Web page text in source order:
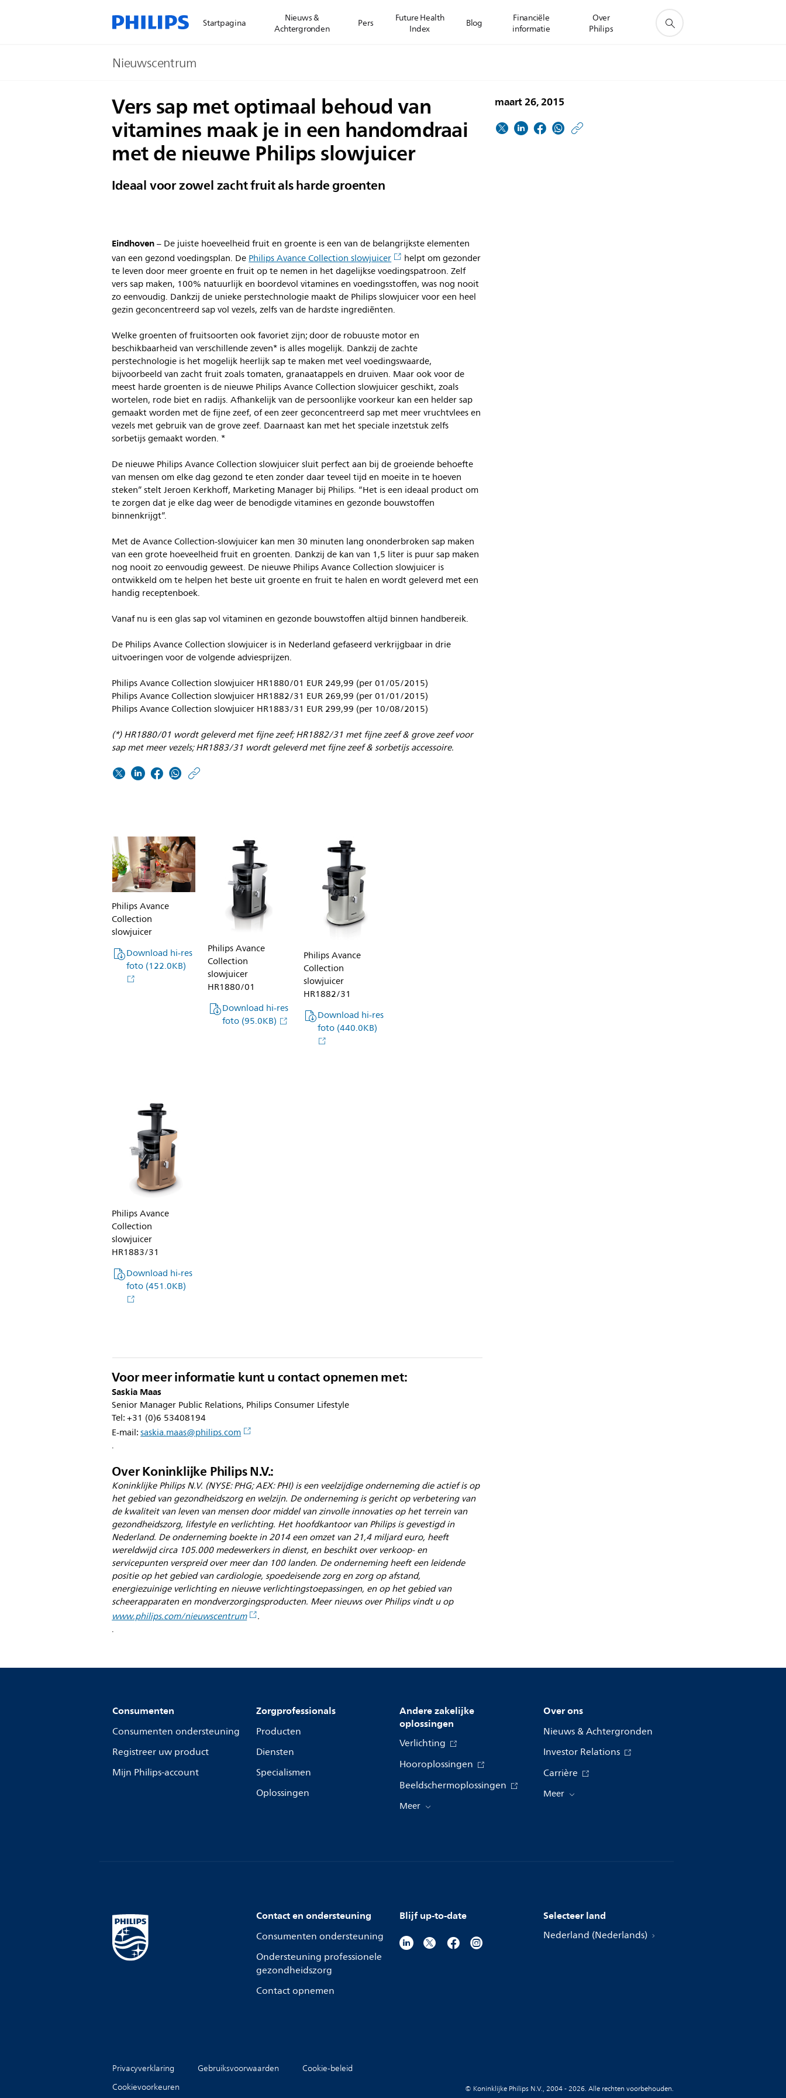
Startpagina
Nieuws &
Achtergronden
Pers
Future Health
Index
Blog
Financiële
informatie
Over
Philips
Nieuwscentrum
Vers sap met optimaal behoud van
vitamines maak je in een handomdraai
met de nieuwe Philips slowjuicer
Ideaal voor zowel zacht fruit als harde groenten
maart 26, 2015
Eindhoven– De juiste hoeveelheid fruit en groente is een van de belangrijkste elementen
van een gezond voedingsplan. DePhilips Avance Collection slowjuicer
helpt om gezonder
te leven door meer groente en fruit op te nemen in het dagelijkse voedingspatroon. Zelf
vers sap maken, 100% natuurlijk en boordevol vitamines en voedingsstoffen, was nog nooit
zo eenvoudig. Dankzij de unieke perstechnologie maakt de Philips slowjuicer voor een heel
gezin geconcentreerd sap vol vezels, zelfs van de hardste ingrediënten.
Welke groenten of fruitsoorten ook favoriet zijn; door de robuuste motor en
beschikbaarheid van verschillende zeven* is alles mogelijk. Dankzij de zachte
perstechnologie is het mogelijk heerlijk sap te maken met veel voedingswaarde,
bijvoorbeeld van zacht fruit zoals tomaten, granaatappels en druiven. Maar ook voor de
meest harde groenten is de nieuwe Philips Avance Collection slowjuicer geschikt, zoals
wortelen, rode biet en radijs. Afhankelijk van de persoonlijke voorkeur kan een helder sap
gemaakt worden met de fijne zeef, of een zeer geconcentreerd sap met meer vruchtvlees en
vezels met gebruik van de grove zeef. Daarnaast kan met het speciale inzetstuk zelfs
sorbetijs gemaakt worden. *
De nieuwe Philips Avance Collection slowjuicer sluit perfect aan bij de groeiende behoefte
van mensen om elke dag gezond te eten zonder daar teveel tijd en moeite in te hoeven
steken” stelt Jeroen Kerkhoff, Marketing Manager bij Philips. “Het is een ideaal product om
te zorgen dat je elke dag weer de benodigde vitamines en gezonde bouwstoffen
binnenkrijgt”.
Met de Avance Collection-slowjuicer kan men 30 minuten lang ononderbroken sap maken
van een grote hoeveelheid fruit en groenten. Dankzij de kan van 1,5 liter is puur sap maken
nog nooit zo eenvoudig geweest. De nieuwe Philips Avance Collection slowjuicer is
ontwikkeld om te helpen het beste uit groente en fruit te halen en wordt geleverd met een
handig receptenboek.
Vanaf nu is een glas sap vol vitaminen en gezonde bouwstoffen altijd binnen handbereik.
De Philips Avance Collection slowjuicer is in Nederland gefaseerd verkrijgbaar in drie
uitvoeringen voor de volgende adviesprijzen.
Philips Avance Collection slowjuicer HR1880/01 EUR 249,99 (per 01/05/2015)
Philips Avance Collection slowjuicer HR1882/31 EUR 269,99 (per 01/01/2015)
Philips Avance Collection slowjuicer HR1883/31 EUR 299,99 (per 10/08/2015)
(*) HR1880/01 wordt geleverd met fijne zeef; HR1882/31 met fijne zeef & grove zeef voor
sap met meer vezels; HR1883/31 wordt geleverd met fijne zeef & sorbetijs accessoire.
met-
optimaal-
behoud-
van-
vitamines-
maak-
je-
in-
een-
handomdraai-
Philips Avance
Collection
slowjuicer
Download hi-res
foto (122.0KB)
Philips Avance
Collection
slowjuicer
HR1880/01
Download hi-res
foto (95.0KB)
Philips Avance
Collection
slowjuicer
HR1882/31
Download hi-res
foto (440.0KB)
Philips Avance
Collection
slowjuicer
HR1883/31
Download hi-res
foto (451.0KB)
Voor meer informatie kunt u contact opnemen met:
Saskia Maas
Senior Manager Public Relations, Philips Consumer Lifestyle
Tel: +31 (0)6 53408194
E-mail:saskia.maas@philips.com
.
Over Koninklijke Philips N.V.:
Koninklijke Philips N.V. (NYSE: PHG; AEX: PHI) is een veelzijdige onderneming die actief is op
het gebied van gezondheidszorg en welzijn. De onderneming is gericht op verbetering van
de kwaliteit van leven van mensen door middel van zinvolle innovaties op het terrein van
gezondheidszorg, lifestyle en verlichting. Het hoofdkantoor van Philips is gevestigd in
Nederland. De onderneming boekte in 2014 een omzet van 21,4 miljard euro, heeft
wereldwijd circa 105.000 medewerkers in dienst, en beschikt over verkoop- en
servicepunten verspreid over meer dan 100 landen. De onderneming heeft een leidende
positie op het gebied van cardiologie, spoedeisende zorg en zorg op afstand,
energiezuinige verlichting en nieuwe verlichtingstoepassingen, en op het gebied van
scheerapparaten en mondverzorgingsproducten. Meer nieuws over Philips vindt u op
www.philips.com/nieuwscentrum
.
.
Consumenten
Consumenten ondersteuning
Registreer uw product
Mijn Philips-account
Zorgprofessionals
Producten
Diensten
Specialismen
Oplossingen
Andere zakelijke
oplossingen
Verlichting
Hooroplossingen
Beeldschermoplossingen
Meer
Over ons
Nieuws & Achtergronden
Investor Relations
Carrière
Meer
Contact en ondersteuning
Consumenten ondersteuning
Ondersteuning professionele
gezondheidszorg
Contact opnemen
Blijf up-to-date Selecteer land
Nederland (Nederlands)
Privacyverklaring Gebruiksvoorwaarden
Cookie-beleid
Cookievoorkeuren
© Koninklijke Philips N.V., 2004 - 2026. Alle rechten voorbehouden.